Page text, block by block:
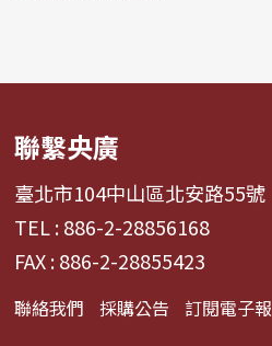
聯繫央廣
臺北市104中山區北安路55號
TEL : 886-2-28856168
FAX : 886-2-28855423
聯絡我們 採購公告 訂閱電子報